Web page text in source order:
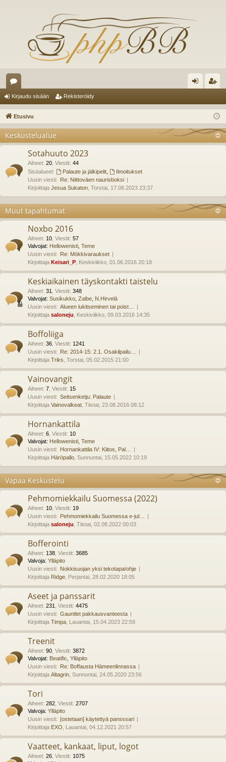
es
ku
el
t
au
si
ist
öi
Kirjaudu sisään Rekisteröidy
Etusivu
Keskustelualue
Sotahuuto 2023
Aiheet: 20 Viestit: 44
Sisäalueet:
Palaute ja jälkipelit,
Ilmoitukset
Uusin viesti: Re: Niittoväen naurisboksi
Kirjoittaja Jesua Sukaton , Torstai, 17.08.2023 23:37
Muut tapahtumat
Noxbo 2016
Aiheet: 10 Viestit: 57
Valvojat: Hellowenisti Teme
Uusin viesti: Re: Mökkivaraukset
Kirjoittaja Keisari_P , Keskiviikko, 01.06.2016 20:18
Keskiaikainen täyskontakti taistelu
Aiheet: 31 Viestit: 348
Valvojat: Susikukko Zaibe N.Hirvelä
Uusin viesti: Alueen lukitseminen tai poist…
Kirjoittaja saloneju , Keskiviikko, 09.03.2016 14:35
Boffoliiga
Aiheet: 36 Viestit: 1241
Uusin viesti: Re: 2014-15: 2.1. Osakilpailu…
Kirjoittaja Triks , Torstai, 05.02.2015 21:00
Vainovangit
Aiheet: 7 Viestit: 15
Uusin viesti: Seitsenketju: Palaute
Kirjoittaja Vainovalkeat , Tiistai, 23.08.2016 08:12
Hornankattila
Aiheet: 6 Viestit: 10
Valvojat: Hellowenisti Teme
Uusin viesti: Hornankattila IV: Kiitos, Pal…
Kirjoittaja Häröpallo , Sunnuntai, 15.05.2022 10:19
Vapaa Keskustelu
Pehmomiekkailu Suomessa (2022)
Aiheet: 10 Viestit: 19
Uusin viesti: Pehmomiekkailu Suomessa e-jul…
Kirjoittaja saloneju , Tiistai, 02.08.2022 00:03
Bofferointi
Aiheet: 138 Viestit: 3685
Valvoja: Ylläpito
Uusin viesti: Nokkisuojan yksi tekotapa/ohje
Kirjoittaja Ridge , Perjantai, 28.02.2020 18:05
Aseet ja panssarit
Aiheet: 231 Viestit: 4475
Uusin viesti: Gauntlet pakkausvanteesta
Kirjoittaja Timpa , Lauantai, 15.04.2023 22:59
Treenit
Aiheet: 90 Viestit: 3872
Valvojat: Beatific Ylläpito
Uusin viesti: Re: Boffausta Hämeenlinnassa
Kirjoittaja Altagrin , Sunnuntai, 24.05.2020 23:56
Tori
Aiheet: 282 Viestit: 2707
Valvoja: Ylläpito
Uusin viesti: [ostetaan] käytettyä pansssari
Kirjoittaja EXO , Lauantai, 04.12.2021 20:57
Vaatteet, kankaat, liput, logot
Aiheet: 26 Viestit: 1075